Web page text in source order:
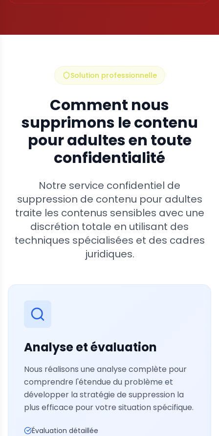
Solution professionnelle
Comment nous
supprimons le contenu
pour adultes en toute
confidentialité
Notre service confidentiel de
suppression de contenu pour adultes
traite les contenus sensibles avec une
discrétion totale en utilisant des
techniques spécialisées et des cadres
juridiques.
Analyse et évaluation
Nous réalisons une analyse complète pour
comprendre l'étendue du problème et
développer la stratégie de suppression la
plus efficace pour votre situation spécifique.
Évaluation détaillée